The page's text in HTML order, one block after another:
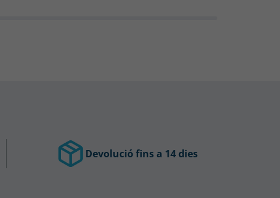
Devolució fins a 14 dies